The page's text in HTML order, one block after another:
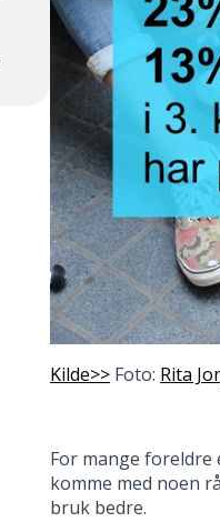
Kilde>> Foto: Rita
For mange foreldre
komme med noen
bruk bedre.